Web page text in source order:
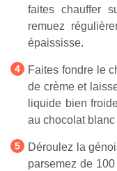
faites chauffer
remuez
épaississe.
Faites fondre le
de crème et
liquide bien
au chocolat blanc
Déroulez la
parsemez de